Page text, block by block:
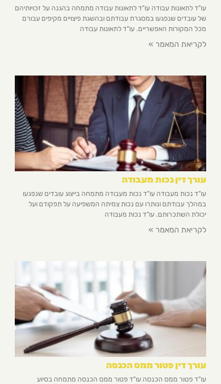
עו"ד לתאונות עבודה עו"ד לתאונות עבודה מתמחה בהגנה על זכויותיהם
של עובדים שנפגעו במסגרת עבודתם ובהשגת פיצויים מקיפים עבורם
מכל המקורות האפשריים. עו"ד לתאונות עבודה
לקריאת המאמר »
עורך דין נכות מעבודה
עו"ד נכות מעבודה עו"ד נכות מעבודה מתמחה בייצוג עובדים שנפגעו
במהלך עבודתם ונותרו עם נכות צמיתה המשפיעה על תפקודם ועל
יכולת השתכרותם. עו"ד נכות מעבודה
לקריאת המאמר »
עורך דין פטור ממס הכנסה
עו"ד פטור ממס הכנסה עו"ד פטור ממס הכנסה מתמחה בסיוע